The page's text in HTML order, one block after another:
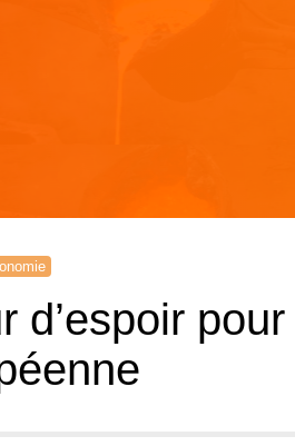
d’espoir